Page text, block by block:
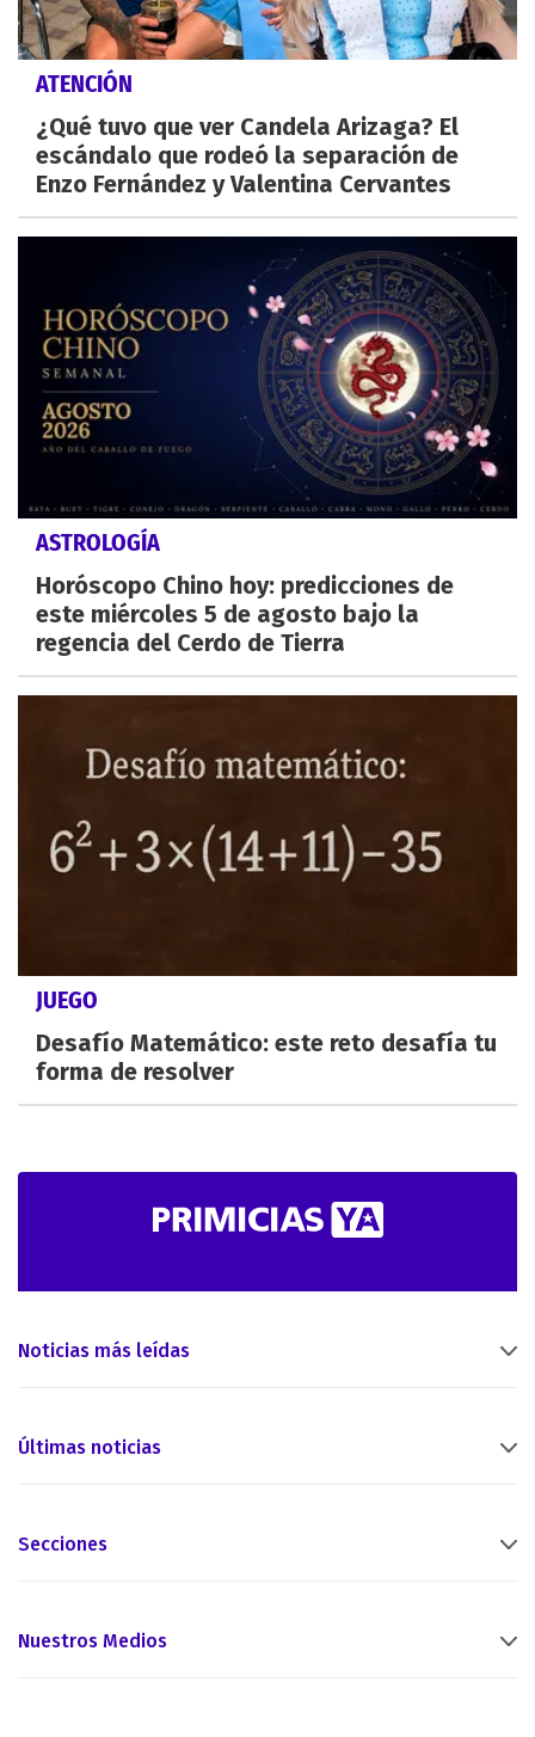
ATENCIÓN
¿Qué tuvo que ver Candela Arizaga? El
escándalo que rodeó la separación de
Enzo Fernández y Valentina Cervantes
ASTROLOGÍA
Horóscopo Chino hoy: predicciones de
este miércoles 5 de agosto bajo la
regencia del Cerdo de Tierra
JUEGO
Desafío Matemático: este reto desafía tu
forma de resolver
Noticias más leídas
Últimas noticias
Secciones
Nuestros Medios